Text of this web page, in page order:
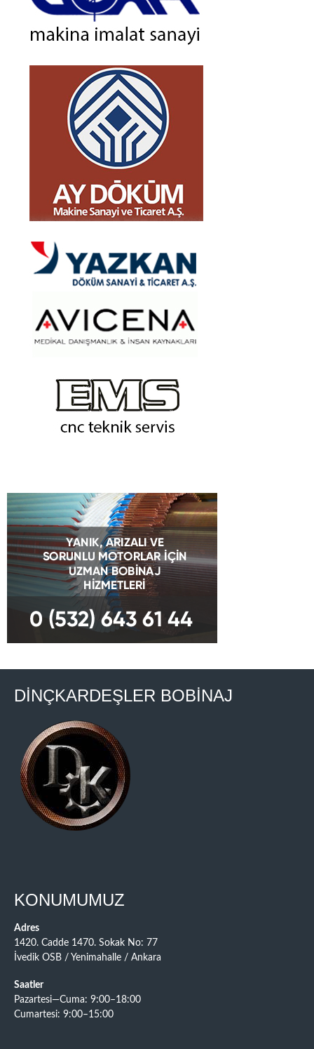
DİNÇKARDEŞLER BOBİNAJ
KONUMUMUZ
Adres
1420. Cadde 1470. Sokak No: 77
İvedik OSB / Yenimahalle / Ankara
Saatler
Pazartesi—Cuma: 9:00–18:00
Cumartesi: 9:00–15:00